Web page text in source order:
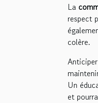
La
respect
colère.
Un
et